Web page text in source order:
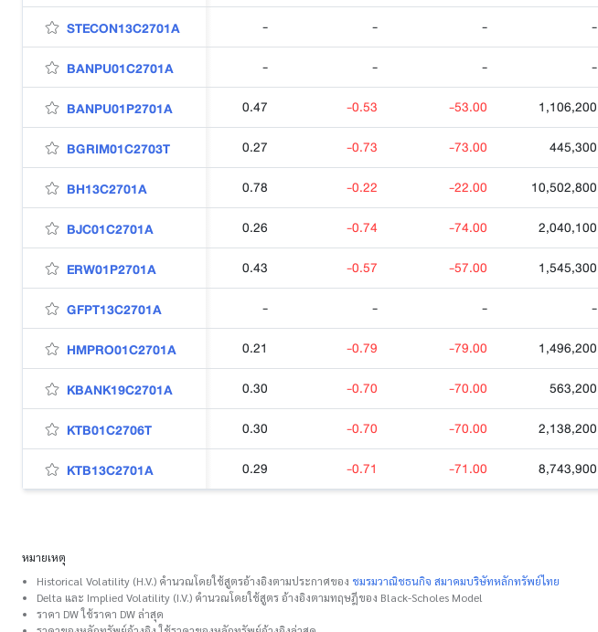
STECON13C2701A
- - - -
BANPU01C2701A
- - - -
BANPU01P2701A
0.47 -0.53 -53.00 1,106,200
BGRIM01C2703T
0.27 -0.73 -73.00 445,300
BH13C2701A
0.78 -0.22 -22.00 10,502,800
BJC01C2701A
0.26 -0.74 -74.00 2,040,100
ERW01P2701A
0.43 -0.57 -57.00 1,545,300
GFPT13C2701A
- - - -
HMPRO01C2701A
0.21 -0.79 -79.00 1,496,200
KBANK19C2701A
0.30 -0.70 -70.00 563,200
KTB01C2706T
0.30 -0.70 -70.00 2,138,200
KTB13C2701A
0.29 -0.71 -71.00 8,743,900
หมายเหตุ
Historical Volatility (H.V.) คำนวณโดยใช้สูตรอ้างอิงตามประกาศของ ชมรมวาณิชธนกิจ สมาคมบริษัทหลักทรัพย์ไทย
Delta และ Implied Volatility (I.V.) คำนวณโดยใช้สูตร อ้างอิงตามทฤษฎีของ Black-Scholes Model
ราคา DW ใช้ราคา DW ล่าสุด